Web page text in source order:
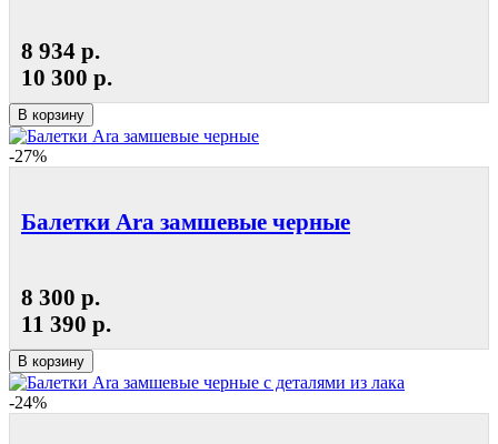
8 934 р.
10 300 р.
В корзину
-27%
Балетки Ara замшевые черные
8 300 р.
11 390 р.
В корзину
-24%